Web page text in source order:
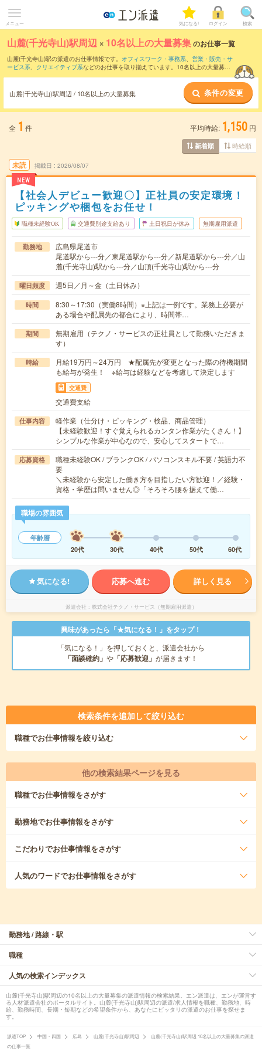
メニュー 気になる! ログイン 検索
山麓(千光寺山)駅周辺 × 10名以上の大量募集のお仕事一覧
山麓(千光寺山)駅の派遣のお仕事情報です。 オフィスワーク・事務系、 営業・販売・サ
ービス系、 クリエイティブ系などのお仕事を取り揃えています。10名以上の大量募集
山麓(千光寺山)駅周辺 / 10名以上の大量募集 条件の変更
全 1 件 平均時給: 1,150 円
新着順 時給順
未読
NEW
掲載日 2026/08/07
【社会人デビュー歓迎〇】正社員の安定環境！
ピッキングや梱包をお任せ！
職種未経験OK 交通費別途支給あり 土日祝日が休み 無期雇用派遣
勤務地
広島県尾道市
尾道駅から---分／東尾道駅から---分／新尾道駅から---分／山
麓(千光寺山)駅から---分／山頂(千光寺山)駅から---分
曜日頻度 週5日／月～金（土日休み）
時間
8:30～17:30（実働8時間）※上記は一例です。業務上必要が
ある場合や配属先の都合により、時間帯…
期間
無期雇用（テクノ・サービスの正社員として勤務いただきま
す）
時給
月給19万円～24万円 ★配属先が変更となった際の待機期間
も給与が発生！ ※給与は経験などを考慮して決定します
交通費
交通費支給
仕事内容
軽作業（仕分け・ピッキング・検品、商品管理）
【未経験歓迎！すぐ覚えられるカンタン作業がたくさん！】
シンプルな作業が中心なので、安心してスタートで…
応募資格
職種未経験OK / ブランクOK / パソコンスキル不要 / 英語力不
要
＼未経験から安定した働き方を目指したい方歓迎！／経験・
資格・学歴は問いません◎「そろそろ腰を据えて働…
職場の雰囲気
年齢層
20代
30代 40代 50代 60代
気になる! 応募へ進む 詳しく見る
派遣会社 株式会社テクノ・サービス（無期雇用派遣）
興味があったら「★気になる！」をタップ！
「気になる！」を押しておくと、派遣会社から
「面談確約」 や 「応募歓迎」 が届きます！
検索条件を追加して絞り込む
職種でお仕事情報を絞り込む
他の検索結果ページを見る
職種でお仕事情報をさがす
勤務地でお仕事情報をさがす
こだわりでお仕事情報をさがす
人気のワードでお仕事情報をさがす
勤務地 / 路線・駅
職種
人気の検索インデックス
山麓(千光寺山)駅周辺の10名以上の大量募集の派遣情報の検索結果。エン派遣は、エンが運営す
る人材派遣会社のポータルサイト。山麓(千光寺山)駅周辺の派遣/求人情報を職種、勤務地、時
給、勤務時間、長期・短期などの希望条件から、あなたにピッタリの派遣のお仕事を探せま
す。
派遣TOP 中国・四国 広島 山麓(千光寺山)駅周辺
山麓(千光寺山)駅周辺 10名以上の大量募集の派遣
の仕事一覧